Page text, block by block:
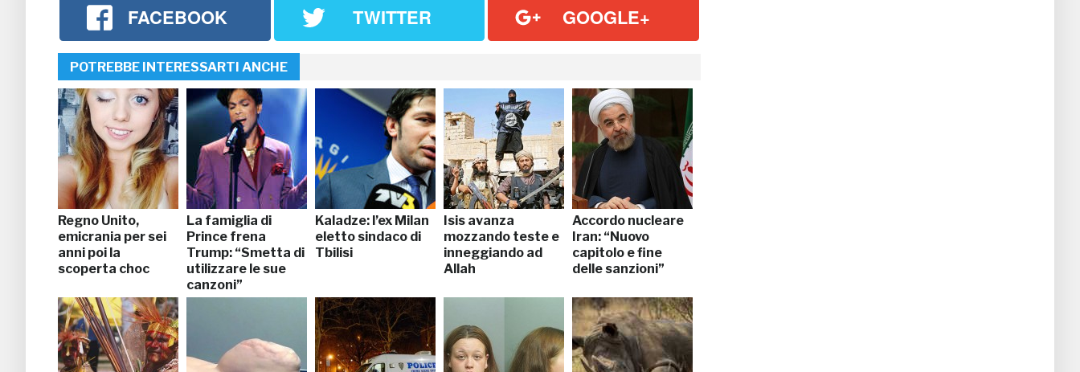
FACEBOOK TWITTER GOOGLE+
POTREBBE INTERESSARTI ANCHE
Regno Unito,
emicrania per sei
anni poi la
scoperta choc
La famiglia di
Prince frena
Trump: “Smetta di
utilizzare le sue
canzoni”
Kaladze: l’ex Milan
eletto sindaco di
Tbilisi
Isis avanza
mozzando teste e
inneggiando ad
Allah
Accordo nucleare
Iran: “Nuovo
capitolo e fine
delle sanzioni”